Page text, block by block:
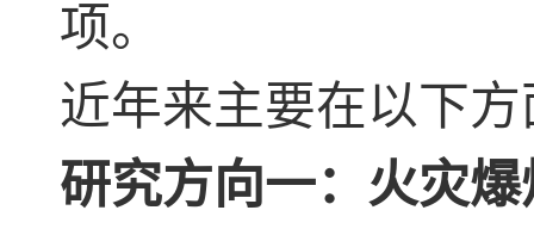
项。
近年来主要在以下
研究方向一：火灾